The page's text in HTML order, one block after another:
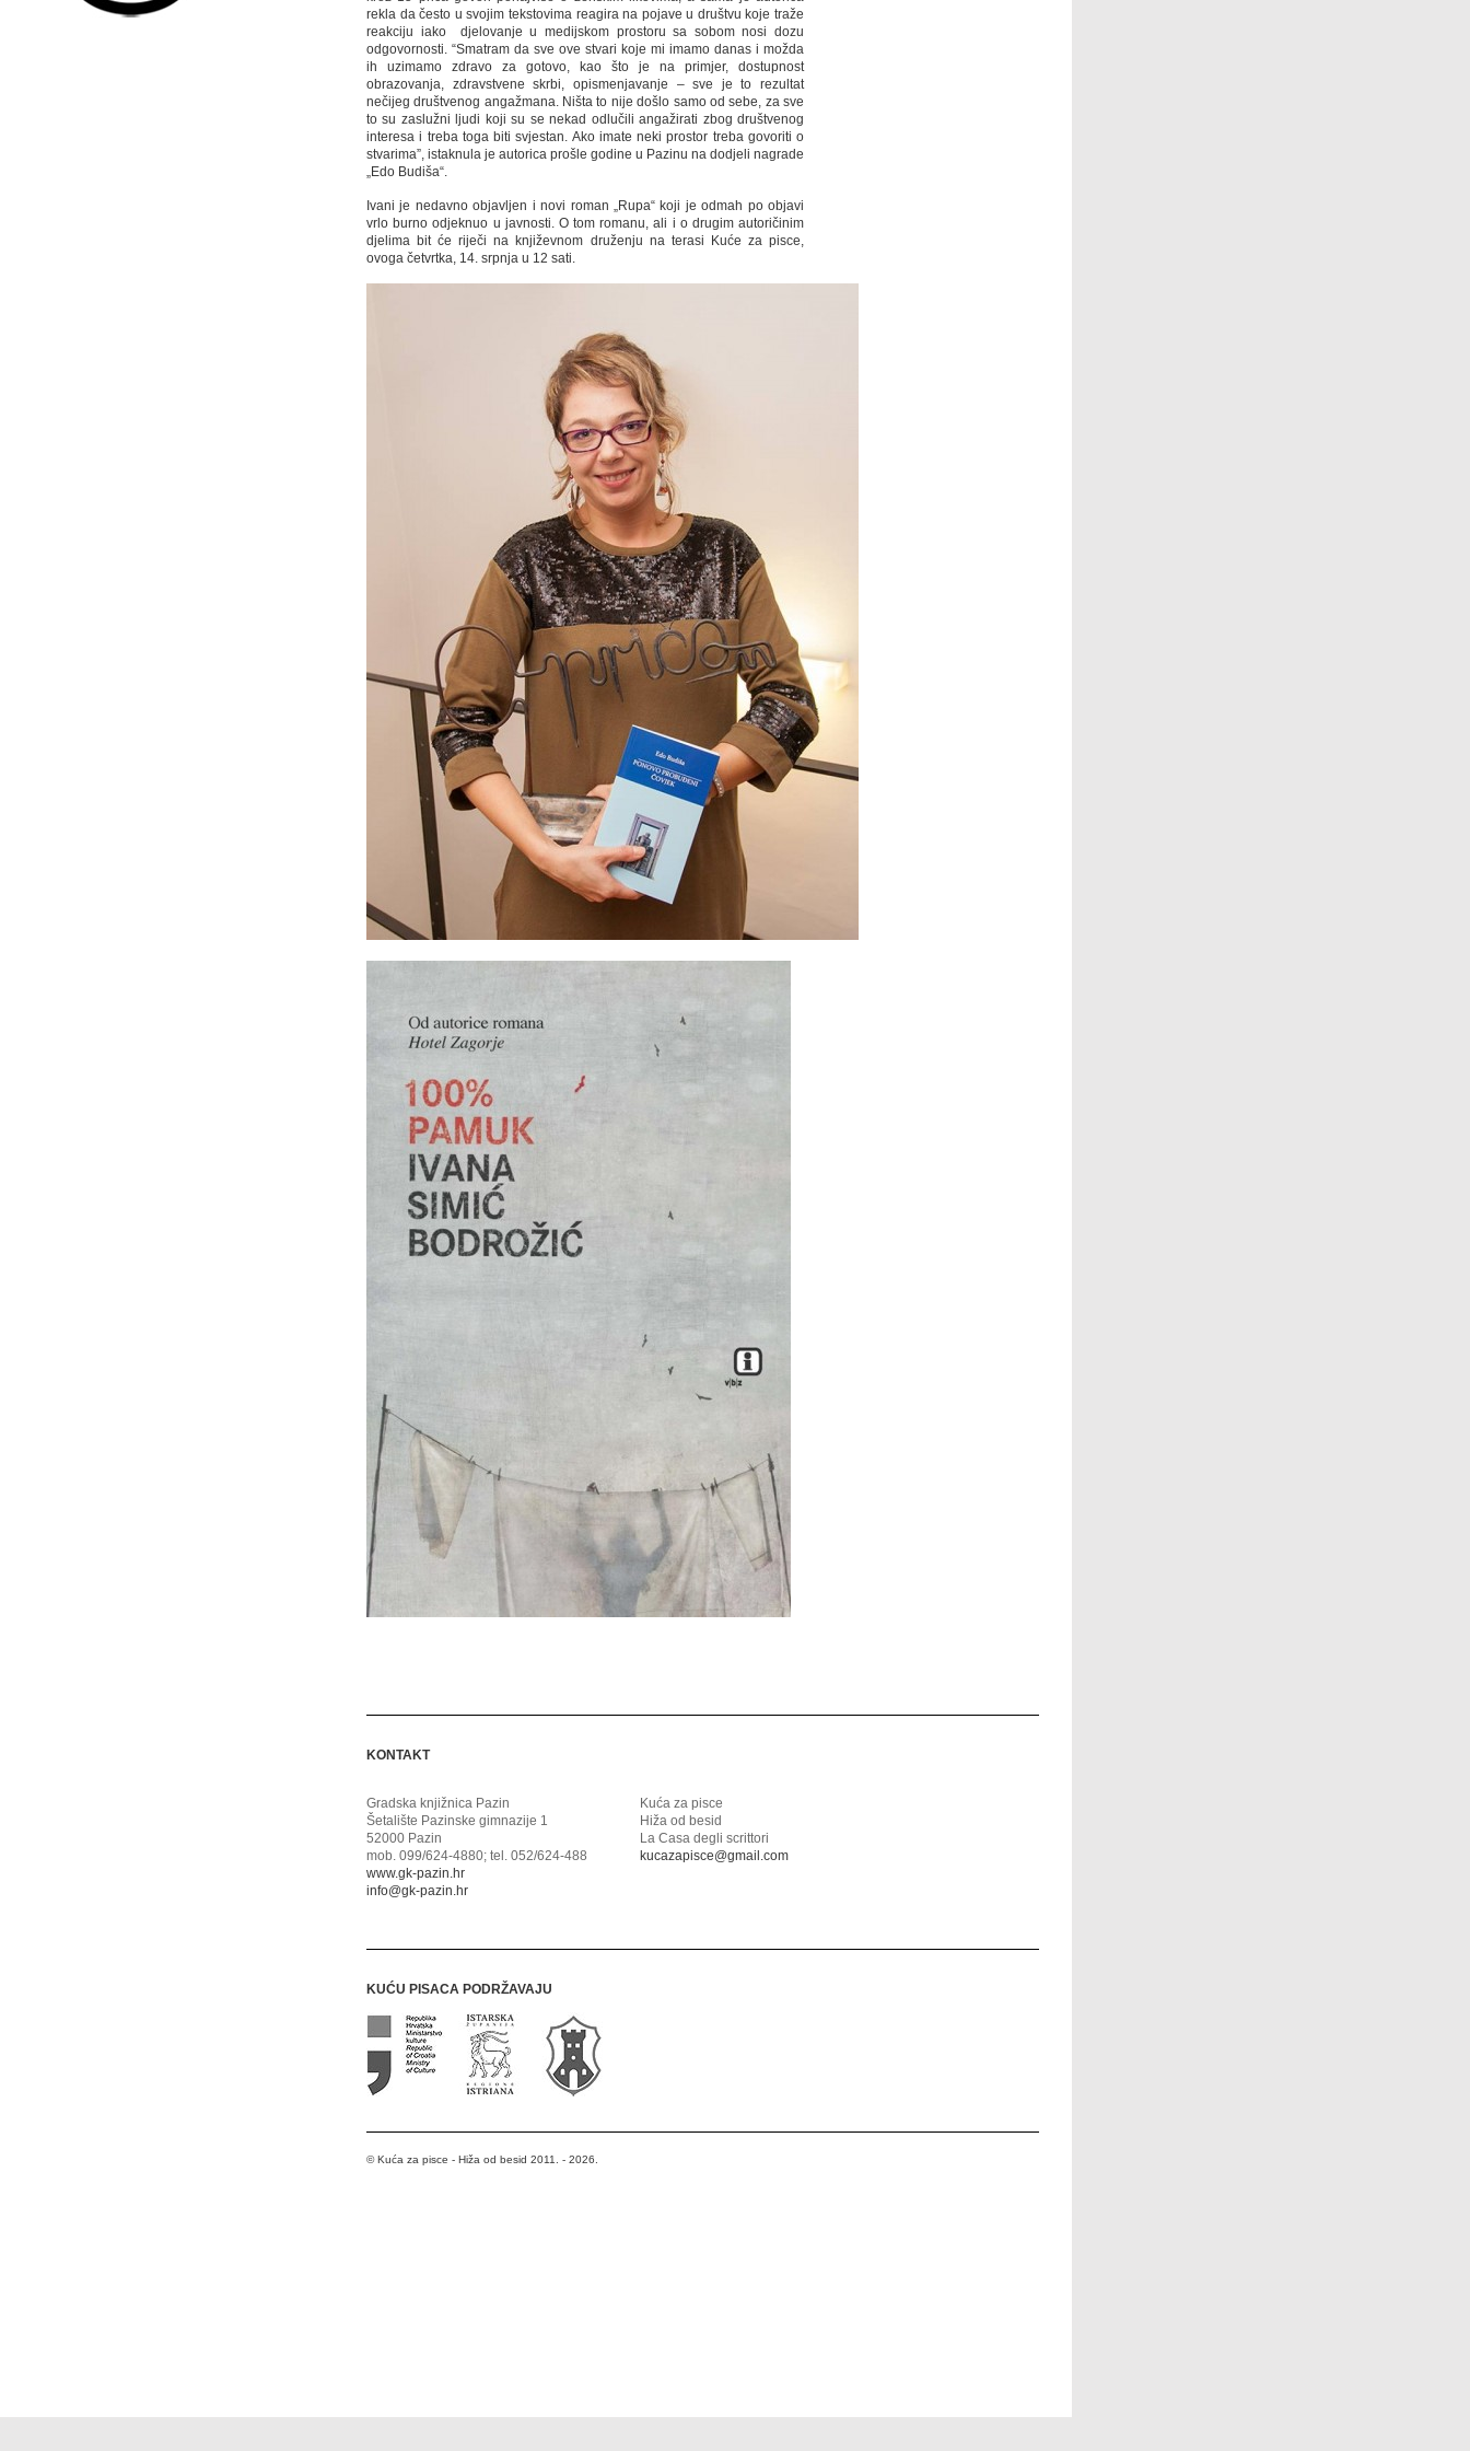
rekla da često u svojim tekstovima reagira na pojave u društvu koje traže
reakciju iako djelovanje u medijskom prostoru sa sobom nosi dozu
odgovornosti. “Smatram da sve ove stvari koje mi imamo danas i možda
ih uzimamo zdravo za gotovo, kao što je na primjer, dostupnost
obrazovanja, zdravstvene skrbi, opismenjavanje – sve je to rezultat
nečijeg društvenog angažmana. Ništa to nije došlo samo od sebe, za sve
to su zaslužni ljudi koji su se nekad odlučili angažirati zbog društvenog
interesa i treba toga biti svjestan. Ako imate neki prostor treba govoriti o
stvarima”, istaknula je autorica prošle godine u Pazinu na dodjeli nagrade
„Edo Budiša“.
Ivani je nedavno objavljen i novi roman „Rupa“ koji je odmah po objavi
vrlo burno odjeknuo u javnosti. O tom romanu, ali i o drugim autoričinim
djelima bit će riječi na književnom druženju na terasi Kuće za pisce,
ovoga četvrtka, 14. srpnja u 12 sati.
KONTAKT
Gradska knjižnica Pazin
Šetalište Pazinske gimnazije 1
52000 Pazin
mob. 099/624-4880; tel. 052/624-488
www.gk-pazin.hr
info@gk-pazin.hr
Kuća za pisce
Hiža od besid
La Casa degli scrittori
kucazapisce@gmail.com
KUĆU PISACA PODRŽAVAJU
© Kuća za pisce - Hiža od besid 2011. - 2026.